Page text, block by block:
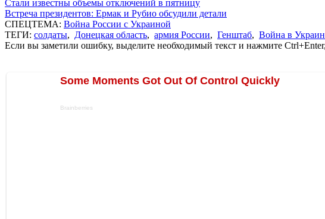
Стали известны объемы отключений в пятницу
Встреча президентов: Ермак и Рубио обсудили детали
СПЕЦТЕМА: Война России с Украиной
ТЕГИ: солдаты, Донецкая область, армия России, Генштаб, Война в
Если вы заметили ошибку, выделите необходимый текст и нажмите